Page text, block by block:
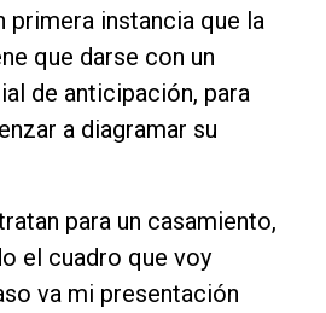
primera instancia que la
que darse con un
de anticipación, para
a diagramar su
para un casamiento,
el cuadro que voy
va mi presentación